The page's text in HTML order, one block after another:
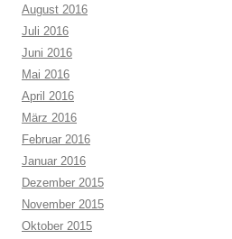
August 2016
Juli 2016
Juni 2016
Mai 2016
April 2016
März 2016
Februar 2016
Januar 2016
Dezember 2015
November 2015
Oktober 2015